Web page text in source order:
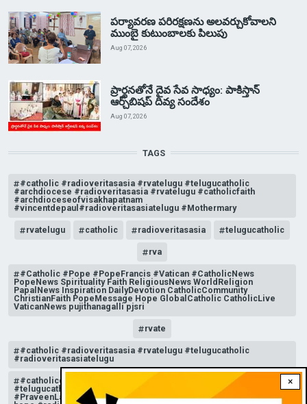
×
పర్యావరణ పరిరక్షణను అలవర్చుకోవాలని
ముంబై కుటుంబాలకు పిలుపు
Aug 07, 2026
ప్రార్థనతోనే దైవ సేవ సాధ్యం: పాకిస్తాన్‌
ఆర్చ్‌బిషప్ దివ్య సందేశం
Aug 07, 2026
TAGS
#catholic #radioveritasasia #rvatelugu #telugucatholic
#archdiocese #radioveritasasia #rvatelugu #catholicfaith
#archdioceseofvisakhapatnam
#vincentdepaul#radioveritasasiatelugu #Mothermary
rvatelugu catholic radioveritasasia telugucatholic
rva
#Catholic #Pope #PopeFrancis #Vatican #CatholicNews
PopeNews Spirituality Faith ReligiousNews WorldReligion
PapalNews Inspiration DailyDevotion CatholicCommunity
ChristianFaith PopeMessage Hope GlobalCatholic CatholicLive
VaticanNews pujithanagalli pjsri
rvate
#catholic #radioveritasasia #rvatelugu #telugucatholic
#radioveritasasiatelugu
#catholicchurchnews #catholictelugu #telugucatholic
#telugucatholicchurch #radioveritasasia #rvatelugu
#PraveenLakkisetti #reflection #advent #christmas #messageof